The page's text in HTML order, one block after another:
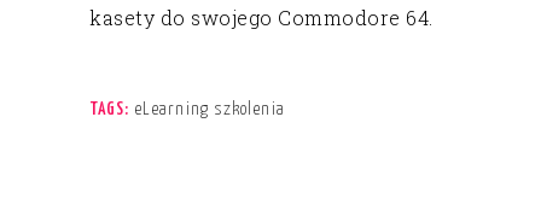
kasety do swojego Commodore 64.
TAGS: eLearning szkolenia